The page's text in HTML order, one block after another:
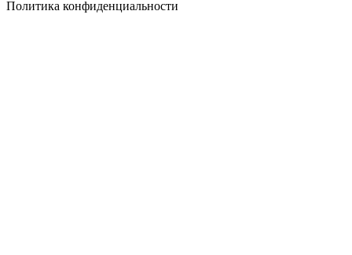
Политика конфиденциальности